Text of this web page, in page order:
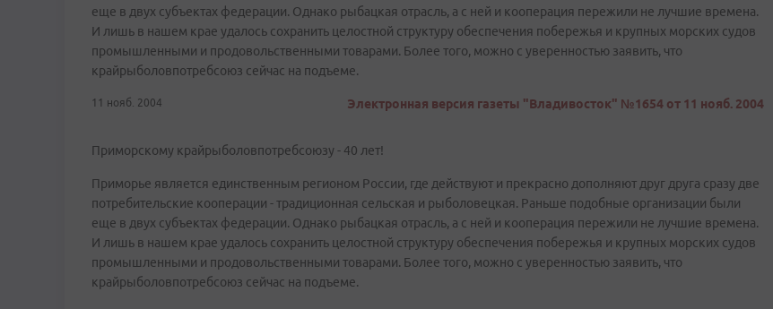
еще в двух субъектах федерации. Однако рыбацкая отрасль, а с ней и кооперация пережили не лучшие времена.
И лишь в нашем крае удалось сохранить целостной структуру обеспечения побережья и крупных морских судов
промышленными и продовольственными товарами. Более того, можно с уверенностью заявить, что
крайрыболовпотребсоюз сейчас на подъеме.
11 нояб. 2004 Электронная версия газеты "Владивосток" №1654 от 11 нояб. 2004
Приморскому крайрыболовпотребсоюзу - 40 лет!
Приморье является единственным регионом России, где действуют и прекрасно дополняют друг друга сразу две
потребительские кооперации - традиционная сельская и рыболовецкая. Раньше подобные организации были
еще в двух субъектах федерации. Однако рыбацкая отрасль, а с ней и кооперация пережили не лучшие времена.
И лишь в нашем крае удалось сохранить целостной структуру обеспечения побережья и крупных морских судов
промышленными и продовольственными товарами. Более того, можно с уверенностью заявить, что
крайрыболовпотребсоюз сейчас на подъеме.